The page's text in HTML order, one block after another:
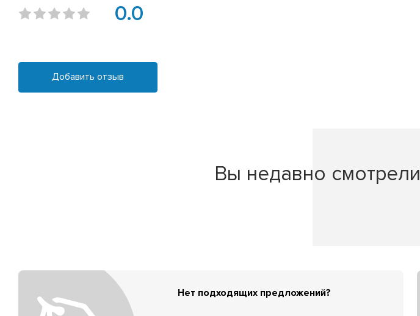
0.0
Добавить отзыв
Вы недавно смотрели
Нет подходящих предложений?